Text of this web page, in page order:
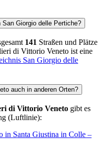
Giorgio delle Pertiche?
141 Straßen und Plätze
di Vittorio Veneto ist eine
San Giorgio delle
auch in anderen Orten?
di Vittorio Veneto gibt es
(Luftlinie):
in Santa Giustina in Colle –